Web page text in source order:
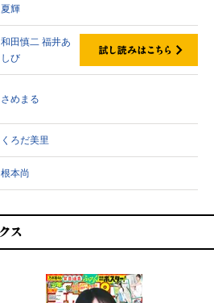
夏輝
和田慎二福井あ
しび
さめまる
くろだ美里
根本尚